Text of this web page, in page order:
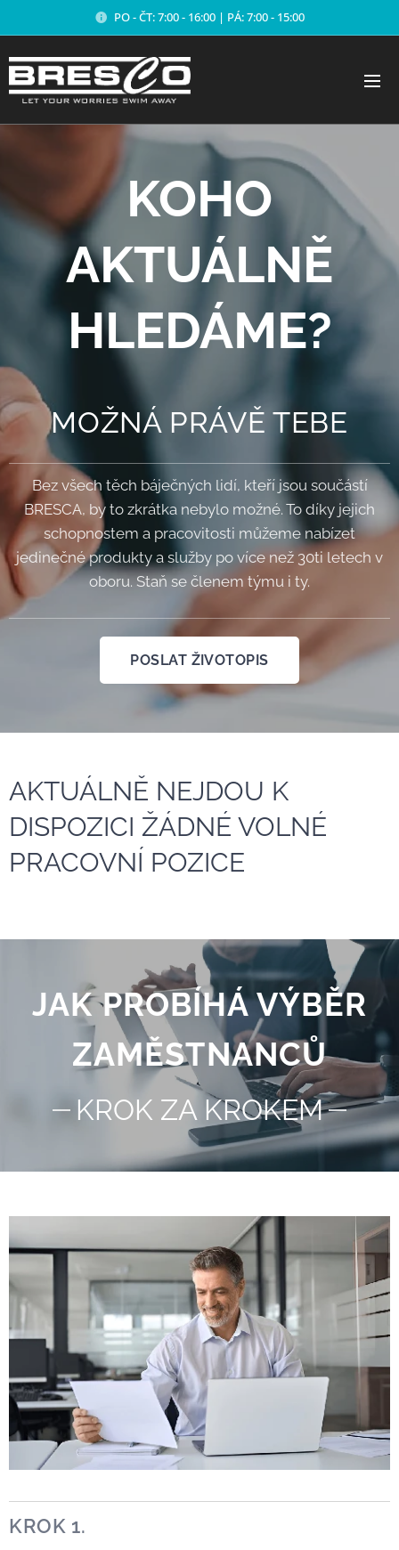
PO - ČT: 7:00 - 16:00 | PÁ: 7:00 - 15:00
KOHO
AKTUÁLNĚ
HLEDÁME?
MOŽNÁ PRÁVĚ TEBE
Bez všech těch báječných lidí, kteří jsou součástí
BRESCA, by to zkrátka nebylo možné. To díky jejich
schopnostem a pracovitosti můžeme nabízet
jedinečné produkty a služby po více než 30ti letech v
oboru. Staň se členem týmu i ty.
POSLAT ŽIVOTOPIS
AKTUÁLNĚ NEJDOU K
DISPOZICI ŽÁDNÉ VOLNÉ
PRACOVNÍ POZICE
JAK PROBÍHÁ VÝBĚR
ZAMĚSTNANCŮ
KROK ZA KROKEM
KROK 1.